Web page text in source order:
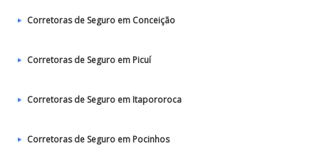
Corretoras de Seguro em Conceição
Corretoras de Seguro em Picuí
Corretoras de Seguro em Itapororoca
Corretoras de Seguro em Pocinhos